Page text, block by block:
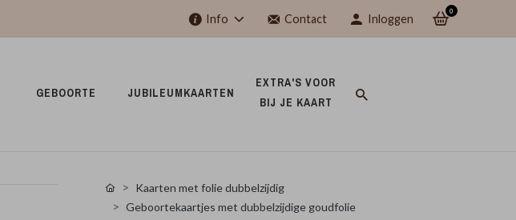
Info Contact Inloggen
0
GEBOORTE JUBILEUMKAARTEN
EXTRA'S VOOR
BIJ JE KAART
Kaarten met folie dubbelzijdig
Geboortekaartjes met dubbelzijdige goudfolie